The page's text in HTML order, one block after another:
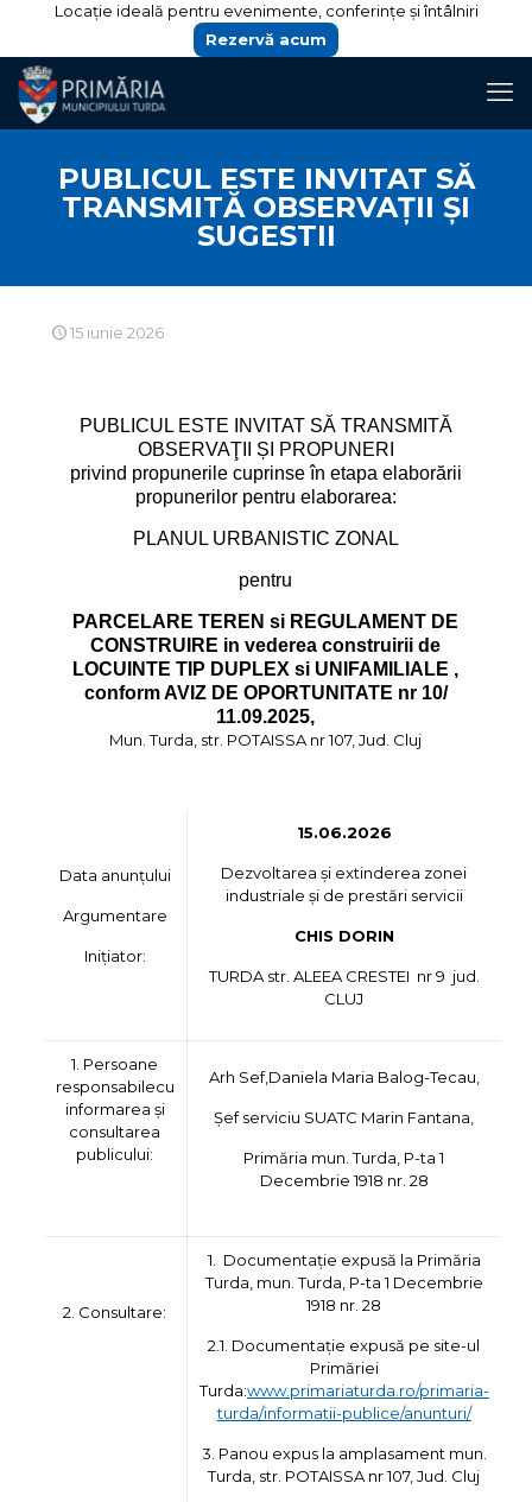
Locație ideală pentru evenimente, conferințe și întâlniri
Rezervă acum
PUBLICUL ESTE INVITAT SĂ
TRANSMITĂ OBSERVAŢII ȘI
SUGESTII
15 iunie 2026
PUBLICUL ESTE INVITAT SĂ TRANSMITĂ
OBSERVAŢII ȘI PROPUNERI
privind propunerile cuprinse în etapa elaborării
propunerilor pentru elaborarea:
PLANUL URBANISTIC ZONAL
pentru
PARCELARE TEREN si REGULAMENT DE
CONSTRUIRE in vederea construirii de
LOCUINTE TIP DUPLEX si UNIFAMILIALE ,
conform AVIZ DE OPORTUNITATE nr 10/
11.09.2025,
Mun. Turda, str. POTAISSA nr 107, Jud. Cluj
Data anunțului
Argumentare
Inițiator:
15.06.2026
Dezvoltarea și extinderea zonei
industriale și de prestări servicii
CHIS DORIN
TURDA str. ALEEA CRESTEI nr 9 jud.
CLUJ
1. Persoane
responsabilecu
informarea și
consultarea
publicului:
Arh Sef,Daniela Maria Balog-Tecau,
Șef serviciu SUATC Marin Fantana,
Primăria mun. Turda, P-ta 1
Decembrie 1918 nr. 28
2. Consultare:
1. Documentație expusă la Primăria
Turda, mun. Turda, P-ta 1 Decembrie
1918 nr. 28
2.1. Documentație expusă pe site-ul
Primăriei
Turda:www.primariaturda.ro/primaria-
turda/informatii-publice/anunturi/
3. Panou expus la amplasament mun.
Turda, str. POTAISSA nr 107, Jud. Cluj